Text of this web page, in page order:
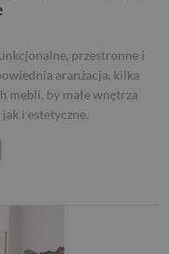
przestronne i
aranżacja, kilka
mebli, by małe wnętrza
i estetyczne.